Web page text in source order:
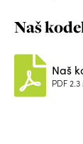
Naš
Naš
PDF2.3